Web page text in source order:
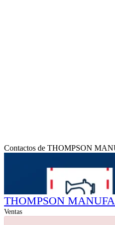
Contactos de THOMPSON
THOMPSON
Ventas